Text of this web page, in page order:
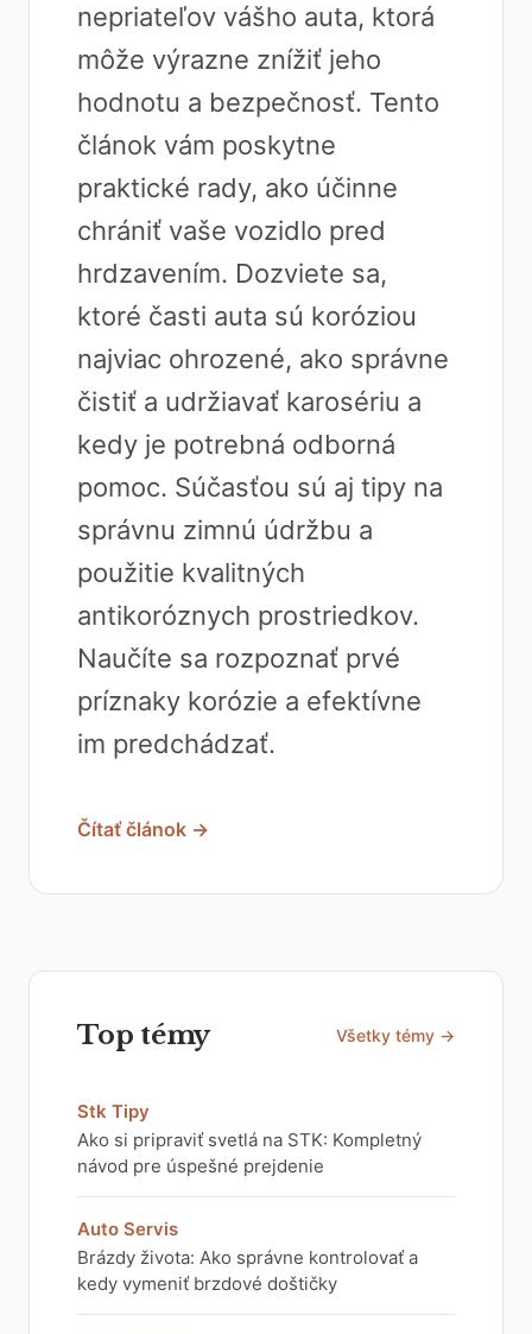
nepriateľov vášho auta, ktorá
môže výrazne znížiť jeho
hodnotu a bezpečnosť. Tento
článok vám poskytne
praktické rady, ako účinne
chrániť vaše vozidlo pred
hrdzavením. Dozviete sa,
ktoré časti auta sú koróziou
najviac ohrozené, ako správne
čistiť a udržiavať karosériu a
kedy je potrebná odborná
pomoc. Súčasťou sú aj tipy na
správnu zimnú údržbu a
použitie kvalitných
antikoróznych prostriedkov.
Naučíte sa rozpoznať prvé
príznaky korózie a efektívne
im predchádzať.
Čítať článok →
Top témy Všetky témy →
Stk Tipy
Ako si pripraviť svetlá na STK: Kompletný
návod pre úspešné prejdenie
Auto Servis
Brázdy života: Ako správne kontrolovať a
kedy vymeniť brzdové doštičky